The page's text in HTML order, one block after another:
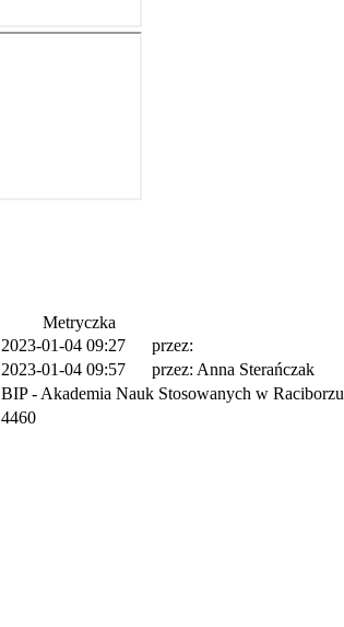
Metryczka
2023-01-04 09:27
przez:
2023-01-04 09:57 przez: Anna Sterańczak
BIP - Akademia Nauk Stosowanych w Raciborzu
4460